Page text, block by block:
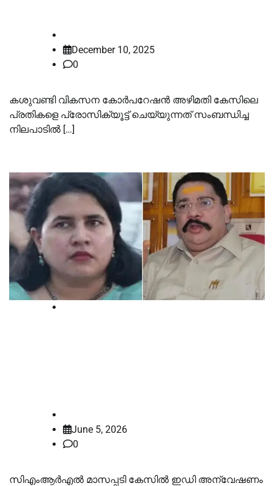
December 10, 2025
0
കശുവണ്ടി വികസന കോർപറേഷൻ അഴിമതി കേസിലെ
പ്രതികളെ പ്രോസിക്യൂട്ട് ചെയ്യുന്നത് സംബന്ധിച്ച
നിലപാടില്‍ […]
June 5, 2026
0
സിഎംആര്‍എല്‍ മാസപ്പടി കേസില്‍ ഇഡി അന്വേഷണം